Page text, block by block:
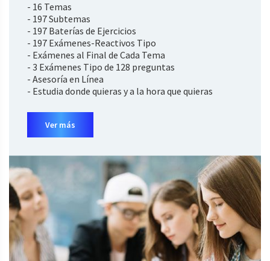
- 16 Temas
- 197 Subtemas
- 197 Baterías de Ejercicios
- 197 Exámenes-Reactivos Tipo
- Exámenes al Final de Cada Tema
- 3 Exámenes Tipo de 128 preguntas
- Asesoría en Línea
- Estudia donde quieras y a la hora que quieras
Ver más